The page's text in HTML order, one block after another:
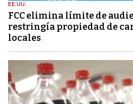
EE.UU.
FCC elimina límite de
restringía propiedad de
locales